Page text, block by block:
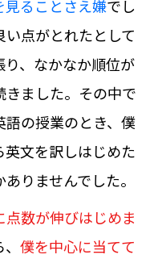
見ることさえ嫌でし
点がとれたとして
、なかなか順位が
ました。その中で
の授業のとき、僕
文を訳しはじめた
りませんでした。
数が伸びはじめま
僕を中心に当てて